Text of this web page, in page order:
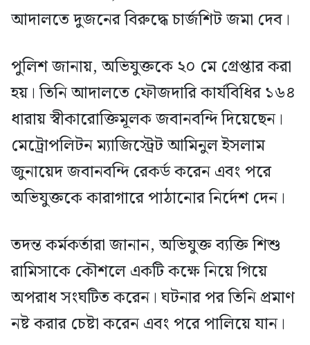
আদালতে দুজনের বিরুদ্ধে চার্জশিট জমা দেব।
পুলিশ জানায়, অভিযুক্তকে ২০ মে গ্রেপ্তার করা
হয়। তিনি আদালতে ফৌজদারি কার্যবিধির ১৬৪
ধারায় স্বীকারোক্তিমূলক জবানবন্দি দিয়েছেন।
মেট্রোপলিটন ম্যাজিস্ট্রেট আমিনুল ইসলাম
জুনায়েদ জবানবন্দি রেকর্ড করেন এবং পরে
অভিযুক্তকে কারাগারে পাঠানোর নির্দেশ দেন।
তদন্ত কর্মকর্তারা জানান, অভিযুক্ত ব্যক্তি শিশু
রামিসাকে কৌশলে একটি কক্ষে নিয়ে গিয়ে
অপরাধ সংঘটিত করেন। ঘটনার পর তিনি প্রমাণ
নষ্ট করার চেষ্টা করেন এবং পরে পালিয়ে যান।